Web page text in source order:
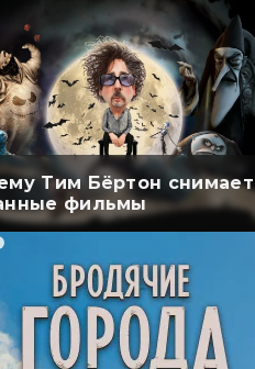
Тим Бёртон снимает
фильмы